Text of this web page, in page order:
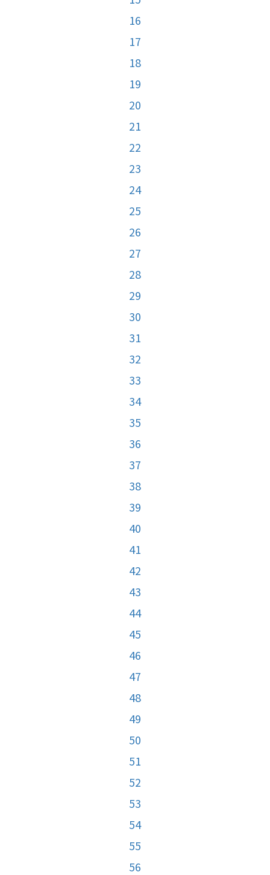
16
17
18
19
20
21
22
23
24
25
26
27
28
29
30
31
32
33
34
35
36
37
38
39
40
41
42
43
44
45
46
47
48
49
50
51
52
53
54
55
56